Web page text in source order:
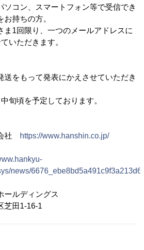
ソコン、スマートフォン等で受信でき
お持ちの方。
1回限り、一つのメールアドレスに
いただきます。
送をもって発表にかえさせていただき
旬頃を予定しております。
社 https://www.hanshin.co.jp/
news/
ールディングス
1-16-1